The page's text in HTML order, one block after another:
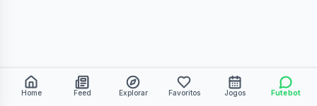
Home Feed Explorar Favoritos Jogos Futebot